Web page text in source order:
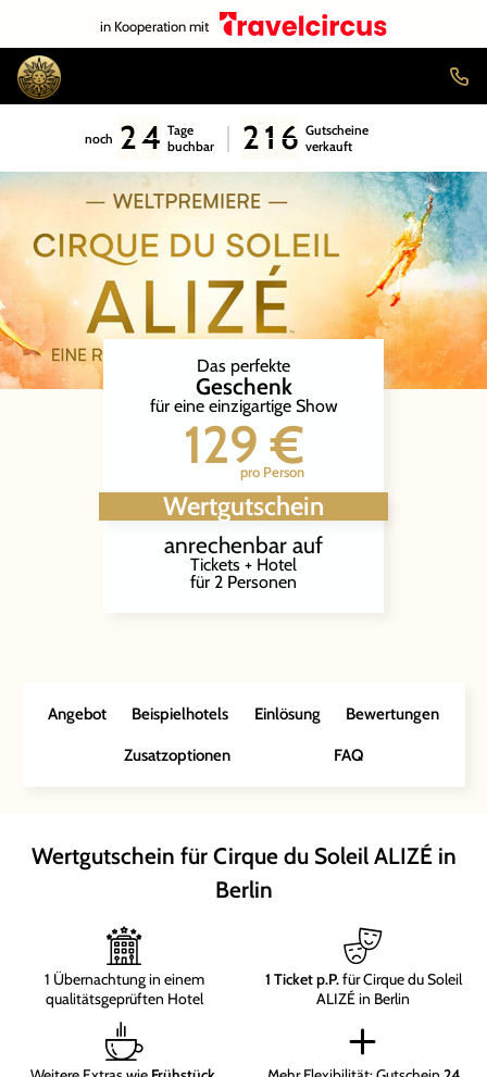
in Kooperation mit
noch 24 Tage
buchbar
21 6 Gutscheine
verkauft
Das perfekte
Geschenk
für eine einzigartige Show
129 €
pro Person
Wertgutschein
anrechenbar auf
Tickets + Hotel
für 2 Personen
Angebot Beispielhotels Einlösung Bewertungen
Zusatzoptionen FAQ
Wertgutschein für Cirque du Soleil ALIZÉ in
Berlin
1 Übernachtung in einem
qualitätsgeprüften Hotel
1 Ticket p.P.für Cirque du Soleil
ALIZÉ in Berlin